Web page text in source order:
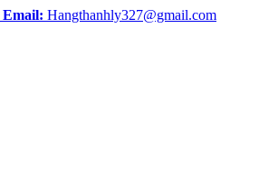
Email: Hangthanhly327@gmail.com